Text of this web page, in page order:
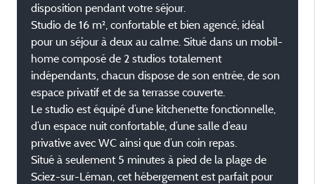
disposition pendant votre séjour.
Studio de 16 m², confortable et bien agencé, idéal
pour un séjour à deux au calme. Situé dans un mobil-
home composé de 2 studios totalement
indépendants, chacun dispose de son entrée, de son
espace privatif et de sa terrasse couverte.
Le studio est équipé d’une kitchenette fonctionnelle,
d’un espace nuit confortable, d’une salle d’eau
privative avec WC ainsi que d’un coin repas.
Situé à seulement 5 minutes à pied de la plage de
Sciez-sur-Léman, cet hébergement est parfait pour